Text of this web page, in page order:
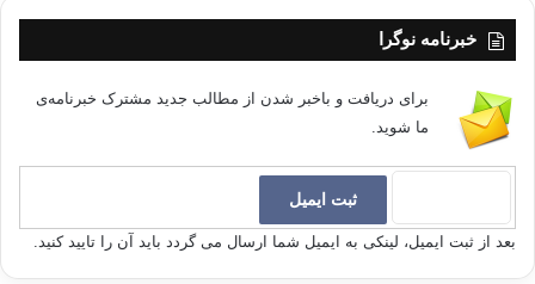
خبرنامه نوگرا
برای دریافت و باخبر شدن از مطالب جدید مشترک خبرنامه‌ی
ما شوید.
بعد از ثبت ایمیل، لینکی به ایمیل شما ارسال می گردد باید آن را تایید کنید.